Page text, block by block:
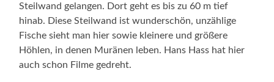
Steilwand gelangen. Dort geht es bis zu 60 m tief
hinab. Diese Steilwand ist wunderschön, unzählige
Fische sieht man hier sowie kleinere und größere
Höhlen, in denen Muränen leben. Hans Hass hat hier
auch schon Filme gedreht.